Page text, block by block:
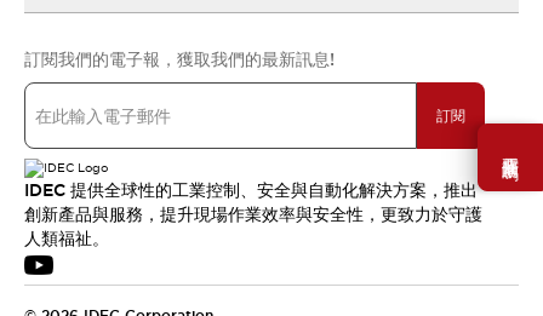
需要幫助嗎？
訂閱我們的電子報，獲取我們的最新訊息!
訂閱
IDEC 提供全球性的工業控制、安全與自動化解決方案，推出
創新產品與服務，提升現場作業效率與安全性，更致力於守護
人類福祉。